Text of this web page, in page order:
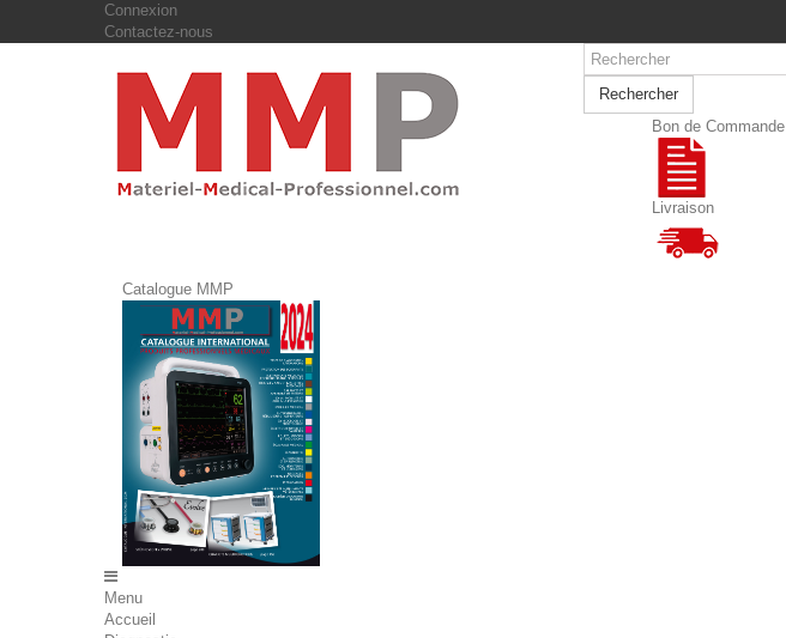
Connexion
Contactez-nous
Rechercher
Bon de Commande
Livraison
Catalogue MMP
Menu
Accueil